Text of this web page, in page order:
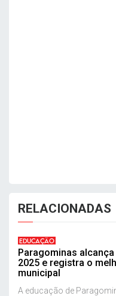
RELACIONADAS
EDUCAÇÃO
Paragominas
2025 e registra o
municipal
A educação de